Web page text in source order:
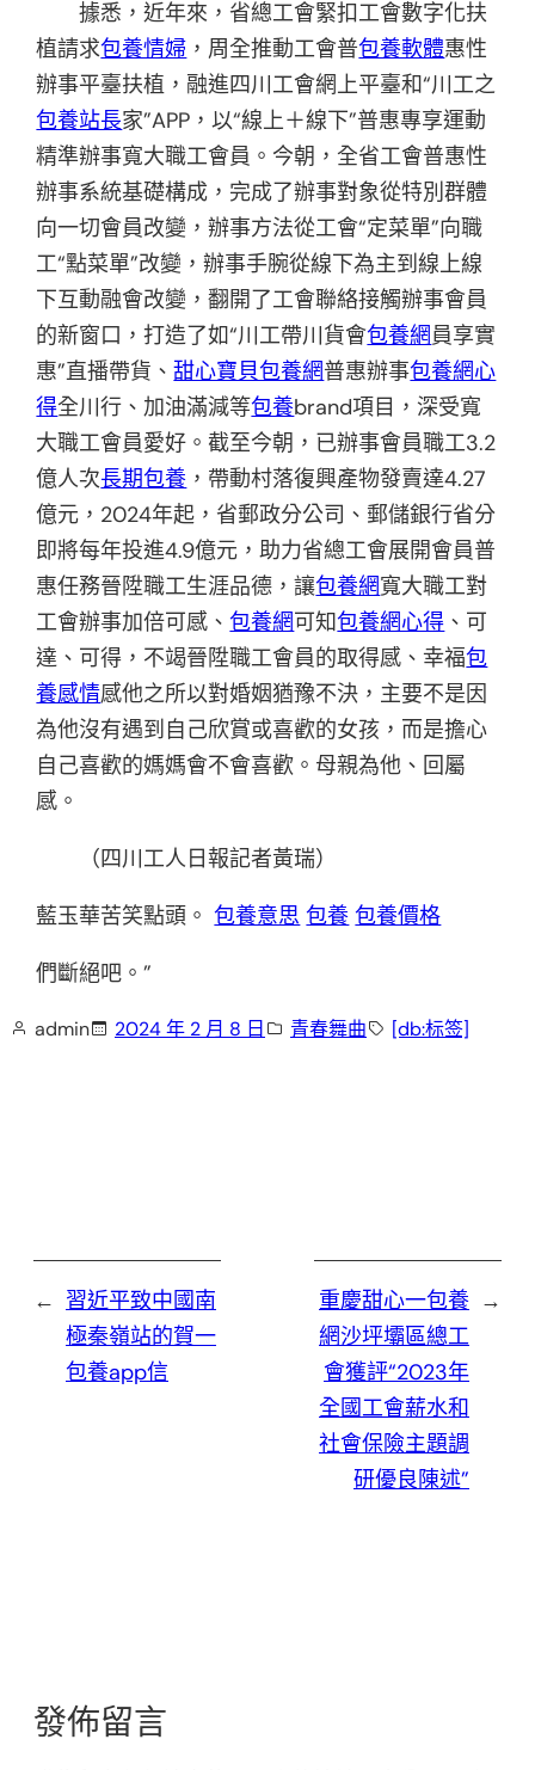
據悉，近年來，省總工會緊扣工會數字化扶
植請求包養情婦 ，周全推動工會普包養軟體惠性
辦事平臺扶植，融進四川工會網上平臺和“川工之
包養站長家”APP，以“線上＋線下”普惠專享運動
精準辦事寬大職工會員。今朝，全省工會普惠性
辦事系統基礎構成，完成了辦事對象從特別群體
向一切會員改變，辦事方法從工會“定菜單”向職
工“點菜單”改變，辦事手腕從線下為主到線上線
下互動融會改變，翻開了工會聯絡接觸辦事會員
的新窗口，打造了如“川工帶川貨會包養網員享實
惠”直播帶貨、甜心寶貝包養網普惠辦事包養網心
得全川行、加油滿減等包養brand項目，深受寬
大職工會員愛好。截至今朝，已辦事會員職工3.2
億人次長期包養 ，帶動村落復興產物發賣達4.27
億元，2024年起，省郵政分公司、郵儲銀行省分
即將每年投進4.9億元，助力省總工會展開會員普
惠任務晉陞職工生涯品德，讓包養網寬大職工對
工會辦事加倍可感、包養網可知包養網心得 、可
達、可得，不竭晉陞職工會員的取得感、幸福包
養感情感他之所以對婚姻猶豫不決，主要不是因
為他沒有遇到自己欣賞或喜歡的女孩，而是擔心
自己喜歡的媽媽會不會喜歡。母親為他、回屬
感。
（四川工人日報記者黃瑞）
藍玉華苦笑點頭。包養意思 包養 包養價格
們斷絕吧。”
admin 2024 年 2 月 8 日 青春舞曲 [db:标签]
← 習近平致中國南
極秦嶺站的賀一
包養app信
→
重慶甜心一包養
網沙坪壩區總工
會獲評“2023年
全國工會薪水和
社會保險主題調
研優良陳述”
發佈留言